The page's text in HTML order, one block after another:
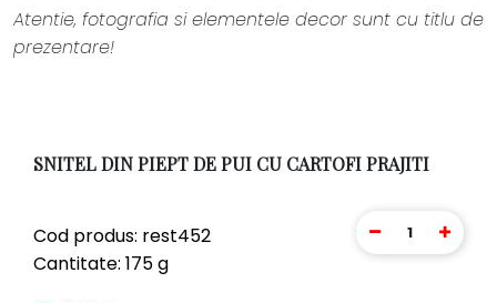
Atentie, fotografia si elementele decor sunt cu titlu de
prezentare!
SNITEL DIN PIEPT DE PUI CU CARTOFI PRAJITI
Cod produs: rest452
Cantitate: 175 g
1